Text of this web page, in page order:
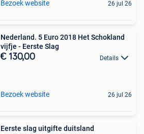
Bezoek website 26 jul 26
Nederland. 5 Euro 2018 Het Schokland
vijfje - Eerste Slag
€ 130,00 Details
Bezoek website 26 jul 26
Eerste slag uitgifte duitsland